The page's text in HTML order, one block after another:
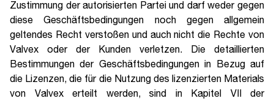
Zustimmung der autorisierten Partei und darf weder gegen
diese Geschäftsbedingungen noch gegen allgemein
geltendes Recht verstoßen und auch nicht die Rechte von
Valvex oder der Kunden verletzen. Die detaillierten
Bestimmungen der Geschäftsbedingungen in Bezug auf
die Lizenzen, die für die Nutzung des lizenzierten Materials
von Valvex erteilt werden, sind in Kapitel VII der